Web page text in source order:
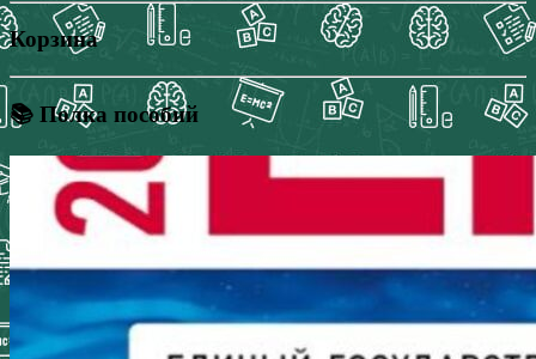
Корзина
📚 Полка пособий